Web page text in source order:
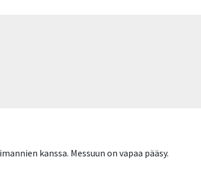
kanssa. Messuun on vapaa pääsy.